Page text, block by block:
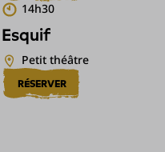
14h30
Esquif
Petit théâtre
RÉSERVER